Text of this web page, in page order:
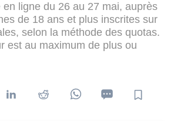
en ligne du 26 au 27 mai, auprès
de 18 ans et plus inscrites sur
selon la méthode des quotas.
est au maximum de plus ou